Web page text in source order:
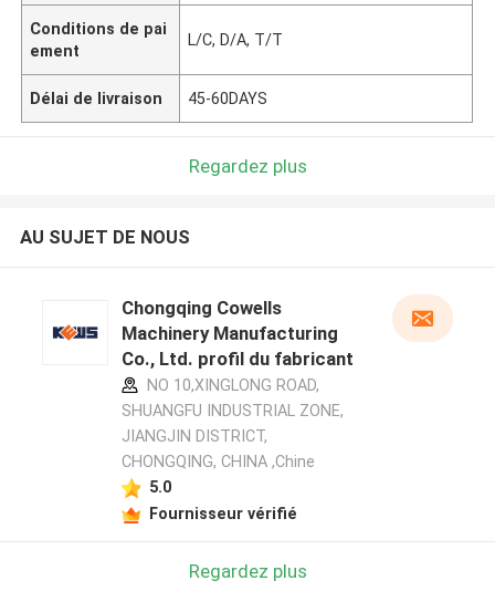
Conditions de pai
ement
L/C, D/A, T/T
Délai de livraison 45-60DAYS
Regardez plus
AU SUJET DE NOUS
Chongqing Cowells
Machinery Manufacturing
Co., Ltd. profil du fabricant
NO 10,XINGLONG ROAD,
SHUANGFU INDUSTRIAL ZONE,
JIANGJIN DISTRICT,
CHONGQING, CHINA ,Chine
5.0
Fournisseur vérifié
Regardez plus